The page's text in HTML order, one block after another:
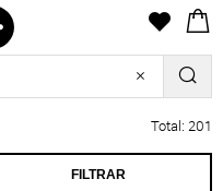
Total: 201
FILTRAR